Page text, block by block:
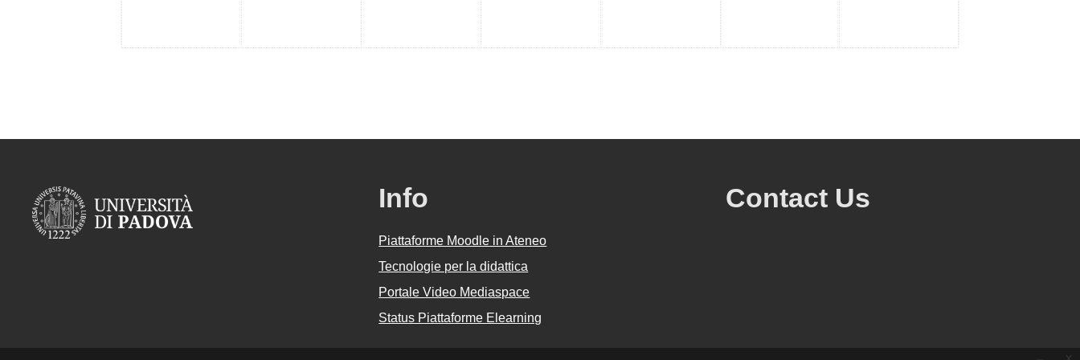
Info
Piattaforme Moodle in Ateneo
Tecnologie per la didattica
Portale Video Mediaspace
Status Piattaforme Elearning
Contact Us